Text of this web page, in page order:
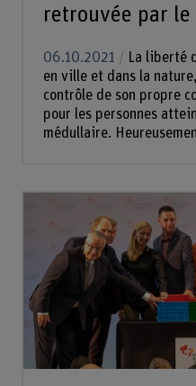
retrouvée par le
06.10.2021
La liberté
en ville et dans la
contrôle de son propre
pour les personnes
médullaire.